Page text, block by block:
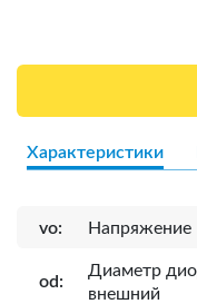
Характеристики
vo: Напряжение
od:
Диаметр
внешний